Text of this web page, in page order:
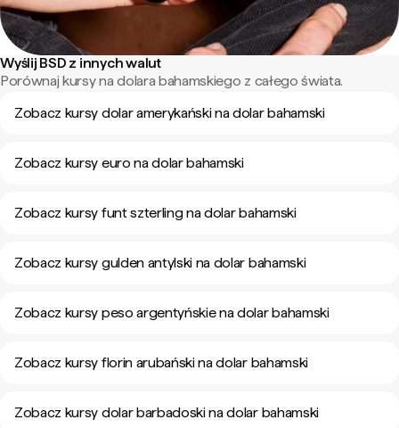
Wyślij BSD z innych walut
Porównaj kursy na dolara bahamskiego z całego świata.
Zobacz kursy dolar amerykański na dolar bahamski
Zobacz kursy euro na dolar bahamski
Zobacz kursy funt szterling na dolar bahamski
Zobacz kursy gulden antylski na dolar bahamski
Zobacz kursy peso argentyńskie na dolar bahamski
Zobacz kursy florin arubański na dolar bahamski
Zobacz kursy dolar barbadoski na dolar bahamski